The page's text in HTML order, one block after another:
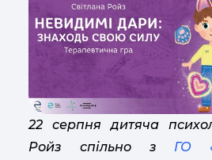
22 серпня дитяча
Ройз спільно з ГО